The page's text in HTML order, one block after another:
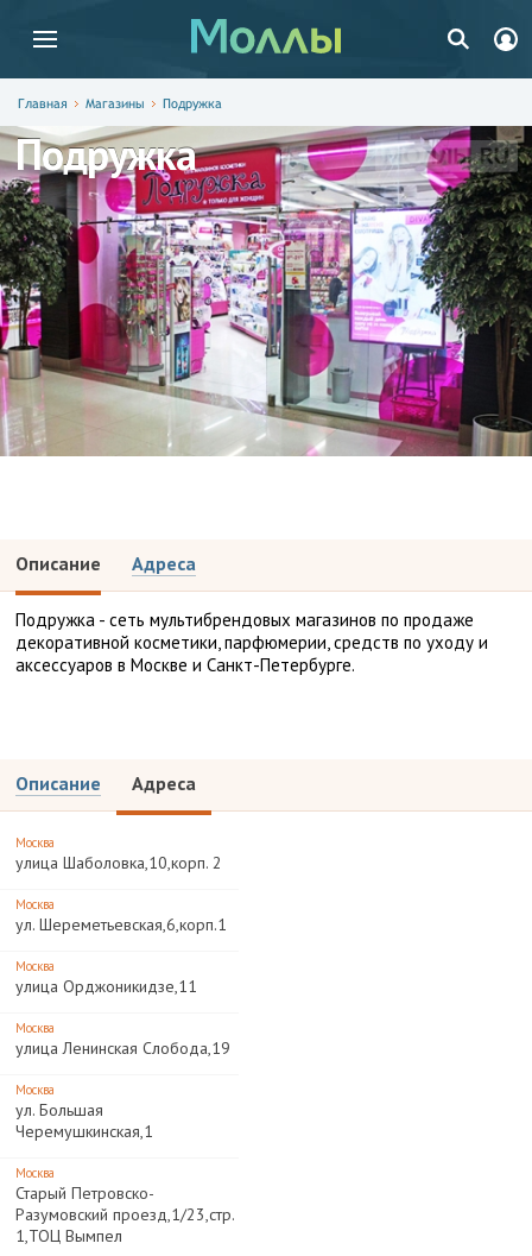
Главная Магазины Подружка
Подружка
Описание Адреса
Подружка - сеть мультибрендовых магазинов по продаже
декоративной косметики, парфюмерии, средств по уходу и
аксессуаров в Москве и Санкт-Петербурге.
Описание Адреса
Москва
улица Шаболовка,10,корп. 2
Москва
ул. Шереметьевская,6,корп.1
Москва
улица Орджоникидзе,11
Москва
улица Ленинская Слобода,19
Москва
ул. Большая
Черемушкинская,1
Москва
Старый Петровско-
Разумовский проезд,1/23,стр.
1,ТОЦ Вымпел